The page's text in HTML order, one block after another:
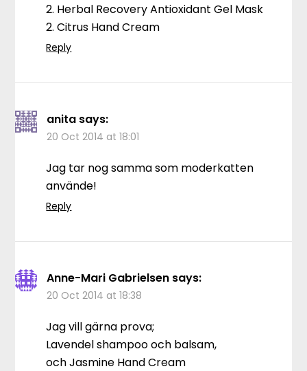
2. Herbal Recovery Antioxidant Gel Mask
2. Citrus Hand Cream
Reply
anita says:
20 Oct 2014 at 18:01
Jag tar nog samma som moderkatten
använde!
Reply
Anne-Mari Gabrielsen says:
20 Oct 2014 at 18:38
Jag vill gärna prova;
Lavendel shampoo och balsam,
och Jasmine Hand Cream